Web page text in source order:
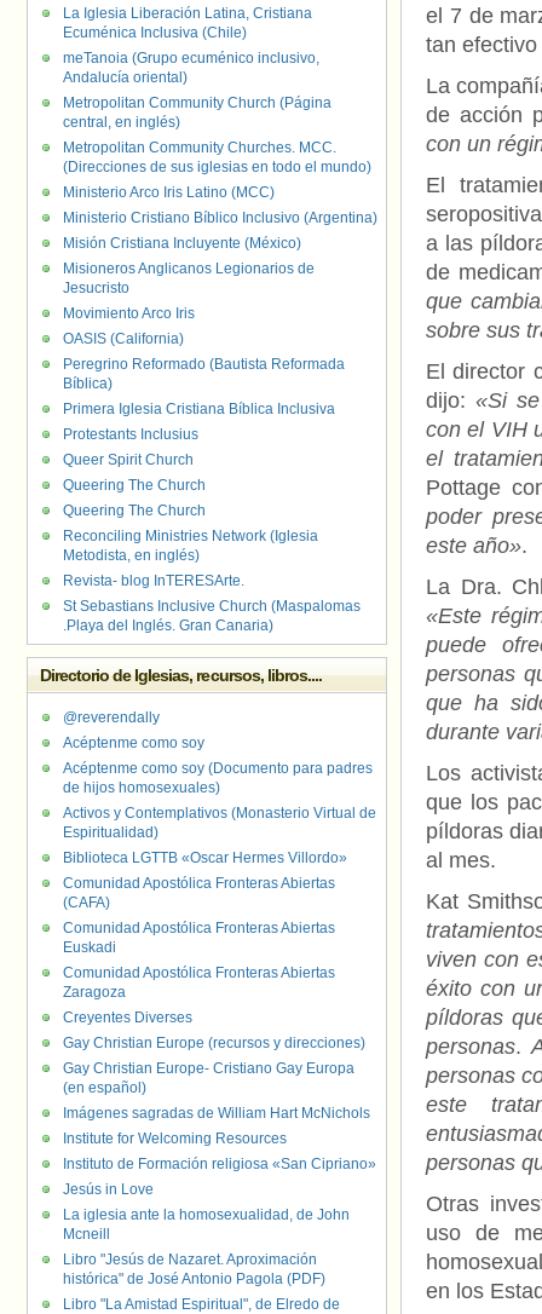
el 7 de
tan
La
de acción
con un
El
a las
de
que
sobre sus
El director
dijo: «Si
con el VIH
el
Pottage
poder
este año».
La Dra.
«Este
puede
personas
que ha
durante
Los
que los
píldoras
al mes.
Kat
viven con
éxito con
píldoras
personas.
personas
este
personas
Otras
uso de
en los
La Iglesia Liberación Latina, Cristiana
Ecuménica Inclusiva (Chile)
meTanoia (Grupo ecuménico inclusivo,
Andalucía oriental)
Metropolitan Community Church (Página
central, en inglés)
Metropolitan Community Churches. MCC.
(Direcciones de sus iglesias en todo el mundo)
Ministerio Arco Iris Latino (MCC)
Ministerio Cristiano Bíblico Inclusivo (Argentina)
Misión Cristiana Incluyente (México)
Misioneros Anglicanos Legionarios de
Jesucristo
Movimiento Arco Iris
OASIS (California)
Peregrino Reformado (Bautista Reformada
Bíblica)
Primera Iglesia Cristiana Bíblica Inclusiva
Protestants Inclusius
Queer Spirit Church
Queering The Church
Queering The Church
Reconciling Ministries Network (Iglesia
Metodista, en inglés)
Revista- blog InTERESArte.
St Sebastians Inclusive Church (Maspalomas
.Playa del Inglés. Gran Canaria)
Directorio de Iglesias, recursos, libros....
@reverendally
Acéptenme como soy
Acéptenme como soy (Documento para padres
de hijos homosexuales)
Activos y Contemplativos (Monasterio Virtual de
Espiritualidad)
Biblioteca LGTTB «Oscar Hermes Villordo»
Comunidad Apostólica Fronteras Abiertas
(CAFA)
Comunidad Apostólica Fronteras Abiertas
Euskadi
Comunidad Apostólica Fronteras Abiertas
Zaragoza
Creyentes Diverses
Gay Christian Europe (recursos y direcciones)
Gay Christian Europe- Cristiano Gay Europa
(en español)
Imágenes sagradas de William Hart McNichols
Institute for Welcoming Resources
Instituto de Formación religiosa «San Cipriano»
Jesús in Love
La iglesia ante la homosexualidad, de John
Mcneill
Libro "Jesús de Nazaret. Aproximación
histórica" de José Antonio Pagola (PDF)
Libro "La Amistad Espiritual", de Elredo de